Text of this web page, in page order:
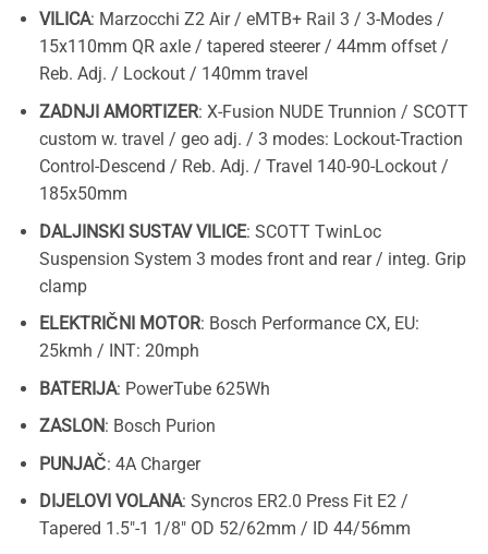
VILICA: Marzocchi Z2 Air / eMTB+ Rail 3 / 3-Modes /
15x110mm QR axle / tapered steerer / 44mm offset /
Reb. Adj. / Lockout / 140mm travel
ZADNJI AMORTIZER: X-Fusion NUDE Trunnion / SCOTT
custom w. travel / geo adj. / 3 modes: Lockout-Traction
Control-Descend / Reb. Adj. / Travel 140-90-Lockout /
185x50mm
DALJINSKI SUSTAV VILICE: SCOTT TwinLoc
Suspension System 3 modes front and rear / integ. Grip
clamp
ELEKTRIČNI MOTOR: Bosch Performance CX, EU:
25kmh / INT: 20mph
BATERIJA: PowerTube 625Wh
ZASLON: Bosch Purion
PUNJAČ: 4A Charger
DIJELOVI VOLANA: Syncros ER2.0 Press Fit E2 /
Tapered 1.5″-1 1/8″ OD 52/62mm / ID 44/56mm